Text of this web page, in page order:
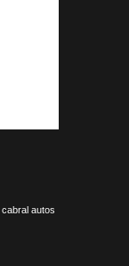
autos